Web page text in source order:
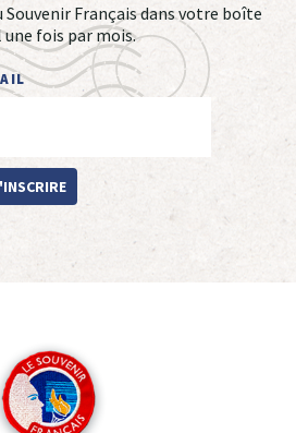
Souvenir Français dans votre boîte
fois par mois.